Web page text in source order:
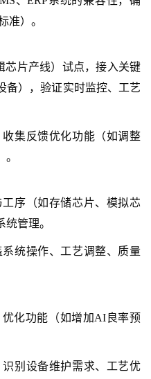
准）。
芯片产线）试点，接入关键
备），验证实时监控、工艺
收集反馈优化功能（如调整
工序（如存储芯片、模拟芯
管理。
系统操作、工艺调整、质量
优化功能（如增加AI良率预
识别设备维护需求、工艺优